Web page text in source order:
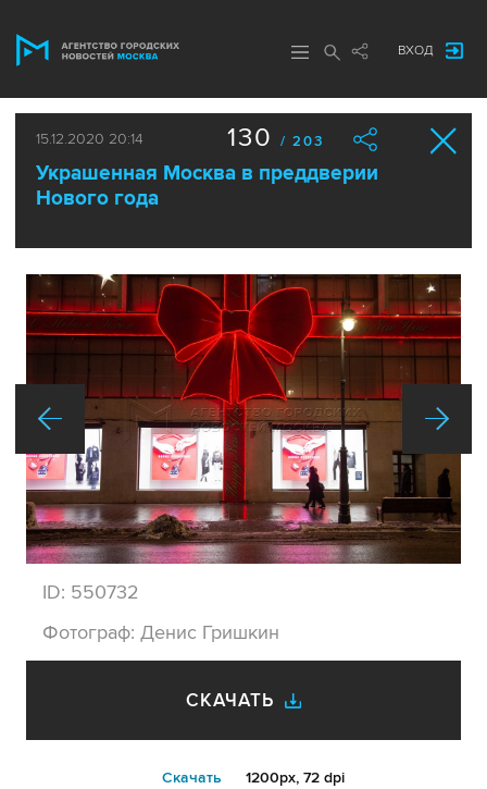
ВХОД
15.12.2020 20:14
Украшенная Москва в преддверии
Нового года
130 / 203
ID: 550732
Фотограф: Денис Гришкин
СКАЧАТЬ
Cкачать 1200px, 72 dpi